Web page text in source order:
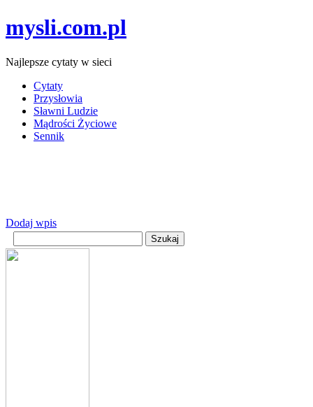
mysli.com.pl
Najlepsze cytaty w sieci
Cytaty
Przysłowia
Sławni Ludzie
Mądrości Życiowe
Sennik
Dodaj wpis